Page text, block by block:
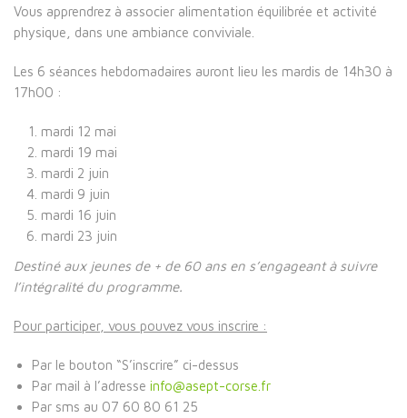
Vous apprendrez à associer alimentation équilibrée et activité
physique, dans une ambiance conviviale.
Les 6 séances hebdomadaires auront lieu les mardis de 14h30 à
17h00 :
mardi 12 mai
mardi 19 mai
mardi 2 juin
mardi 9 juin
mardi 16 juin
mardi 23 juin
Destiné aux jeunes de + de 60 ans en s’engageant à suivre
l’intégralité du programme.
Pour participer, vous pouvez vous inscrire :
Par le bouton “S’inscrire” ci-dessus
Par mail à l’adresse info@asept-corse.fr
Par sms au 07 60 80 61 25